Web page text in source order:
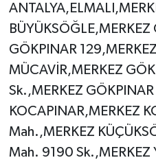
GÖKPINAR
MÜCAVİR,MERKEZ
Sk.,MERKEZ
KOCAPINAR,MERKEZ
Mah.,MERKEZ
Mah. 9190 Sk.,MERKEZ